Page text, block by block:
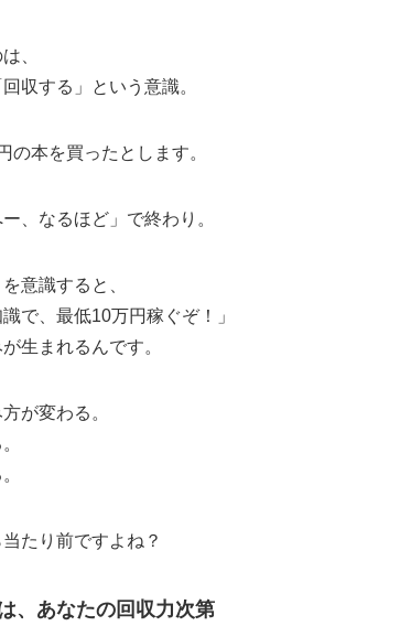
、
収する」という意識。
の本を買ったとします。
、なるほど」で終わり。
意識すると、
識で、最低10万円稼ぐぞ！」
生まれるんです。
が変わる。
たり前ですよね？
、あなたの回収力次第